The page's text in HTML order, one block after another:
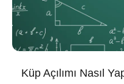
Küp Açılımı Nasıl